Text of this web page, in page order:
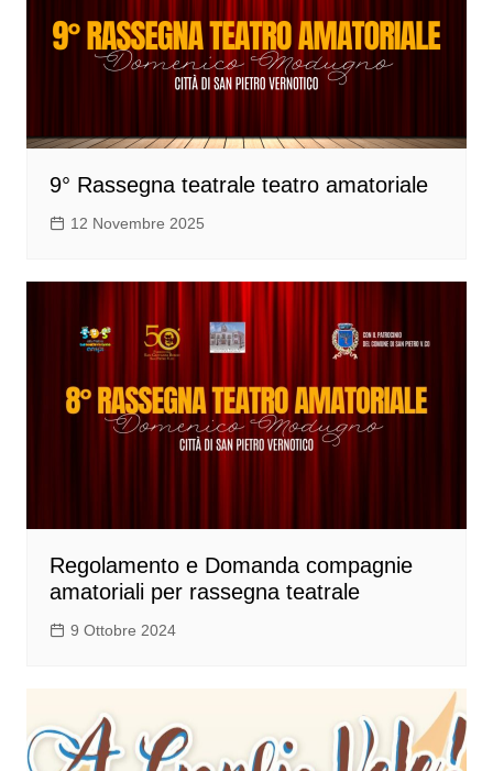
9° Rassegna teatrale teatro amatoriale
12 Novembre 2025
Regolamento e Domanda compagnie
amatoriali per rassegna teatrale
9 Ottobre 2024